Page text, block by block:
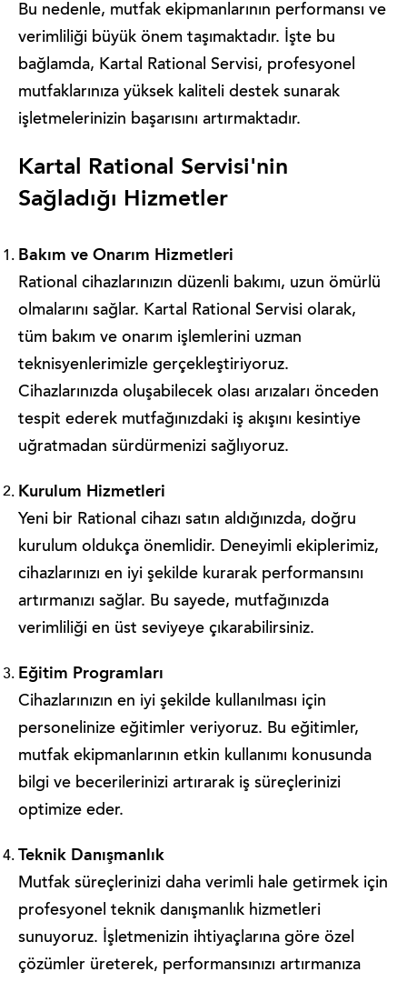
Bu nedenle, mutfak ekipmanlarının performansı ve
verimliliği büyük önem taşımaktadır. İşte bu
bağlamda, Kartal Rational Servisi, profesyonel
mutfaklarınıza yüksek kaliteli destek sunarak
işletmelerinizin başarısını artırmaktadır.
Kartal Rational Servisi'nin
Sağladığı Hizmetler
Bakım ve Onarım Hizmetleri
Rational cihazlarınızın düzenli bakımı, uzun ömürlü
olmalarını sağlar. Kartal Rational Servisi olarak,
tüm bakım ve onarım işlemlerini uzman
teknisyenlerimizle gerçekleştiriyoruz.
Cihazlarınızda oluşabilecek olası arızaları önceden
tespit ederek mutfağınızdaki iş akışını kesintiye
uğratmadan sürdürmenizi sağlıyoruz.
Kurulum Hizmetleri
Yeni bir Rational cihazı satın aldığınızda, doğru
kurulum oldukça önemlidir. Deneyimli ekiplerimiz,
cihazlarınızı en iyi şekilde kurarak performansını
artırmanızı sağlar. Bu sayede, mutfağınızda
verimliliği en üst seviyeye çıkarabilirsiniz.
Eğitim Programları
Cihazlarınızın en iyi şekilde kullanılması için
personelinize eğitimler veriyoruz. Bu eğitimler,
mutfak ekipmanlarının etkin kullanımı konusunda
bilgi ve becerilerinizi artırarak iş süreçlerinizi
optimize eder.
Teknik Danışmanlık
Mutfak süreçlerinizi daha verimli hale getirmek için
profesyonel teknik danışmanlık hizmetleri
sunuyoruz. İşletmenizin ihtiyaçlarına göre özel
çözümler üreterek, performansınızı artırmanıza